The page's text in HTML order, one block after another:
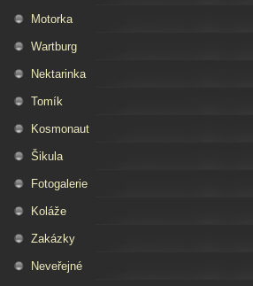
Motorka
Wartburg
Nektarinka
Tomík
Kosmonaut
Šikula
Fotogalerie
Koláže
Zakázky
Neveřejné